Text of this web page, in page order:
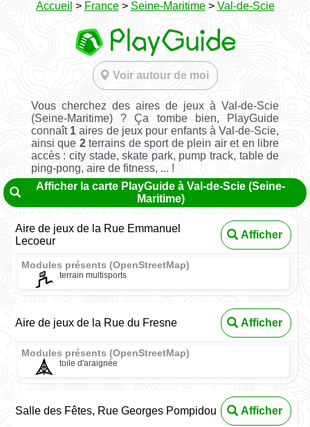
Accueil > France> Seine-Maritime> Val-de-Scie
Voir autour de moi
Vous cherchez des aires de jeux à Val-de-Scie
(Seine-Maritime) ? Ça tombe bien, PlayGuide
connaît 1 aires de jeux pour enfants à Val-de-Scie,
ainsi que 2terrains de sport de plein air et en libre
accès : city stade, skate park, pump track, table de
ping-pong, aire de fitness, ... !
Afficher la carte PlayGuide à Val-de-Scie (Seine-
Maritime)
Aire de jeux de la Rue Emmanuel
Lecoeur
Afficher
Modules présents (OpenStreetMap)
terrain multisports
Aire de jeux de la Rue du Fresne Afficher
Modules présents (OpenStreetMap)
toile d'araignée
Salle des Fêtes, Rue Georges Pompidou Afficher